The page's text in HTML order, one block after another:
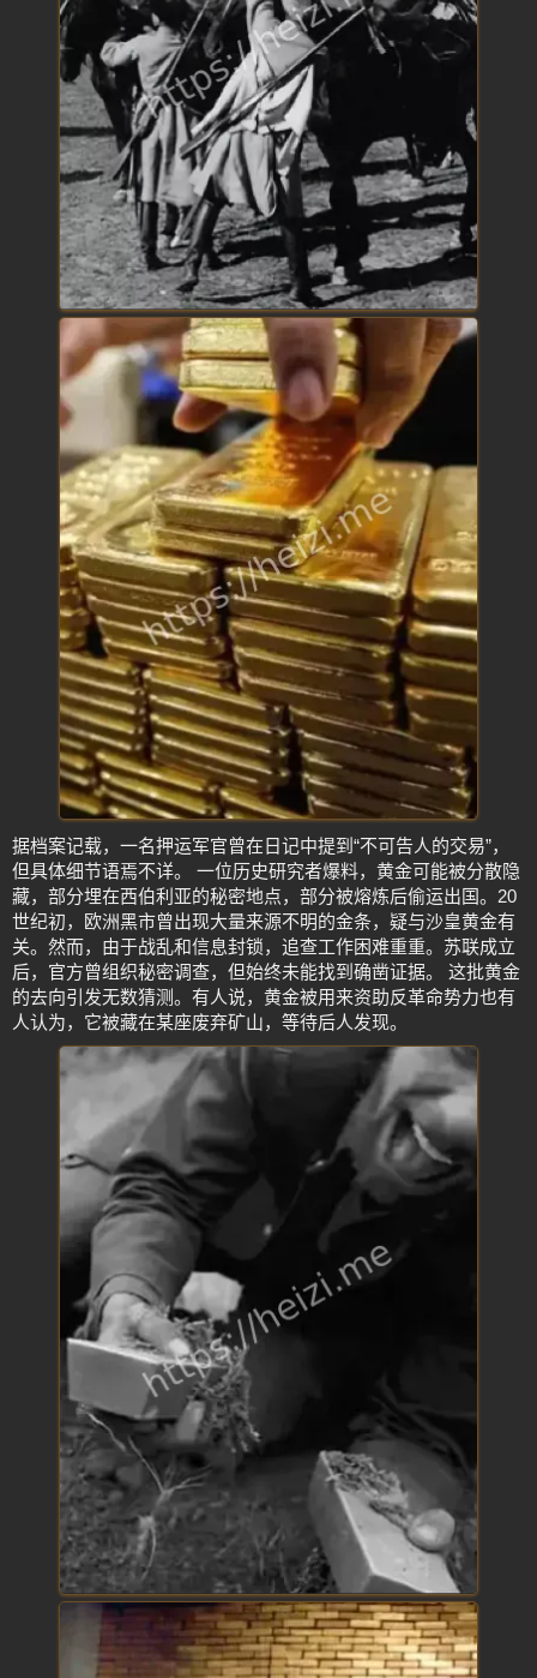
据档案记载，一名押运军官曾在日记中提到“不可告人的交易”，
但具体细节语焉不详。 一位历史研究者爆料，黄金可能被分散隐
藏，部分埋在西伯利亚的秘密地点，部分被熔炼后偷运出国。20
世纪初，欧洲黑市曾出现大量来源不明的金条，疑与沙皇黄金有
关。然而，由于战乱和信息封锁，追查工作困难重重。苏联成立
后，官方曾组织秘密调查，但始终未能找到确凿证据。 这批黄金
的去向引发无数猜测。有人说，黄金被用来资助反革命势力也有
人认为，它被藏在某座废弃矿山，等待后人发现。